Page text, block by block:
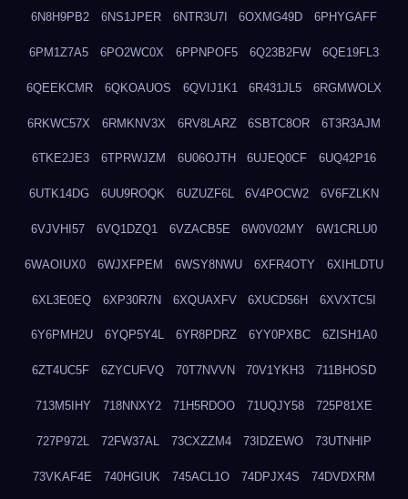
6N8H9PB2 6NS1JPER 6NTR3U7I 6OXMG49D 6PHYGAFF
6PM1Z7A5 6PO2WC0X 6PPNPOF5 6Q23B2FW 6QE19FL3
6QEEKCMR 6QKOAUOS 6QVIJ1K1 6R431JL5 6RGMWOLX
6RKWC57X 6RMKNV3X 6RV8LARZ 6SBTC8OR 6T3R3AJM
6TKE2JE3 6TPRWJZM 6U06OJTH 6UJEQ0CF 6UQ42P16
6UTK14DG 6UU9ROQK 6UZUZF6L 6V4POCW2 6V6FZLKN
6VJVHI57 6VQ1DZQ1 6VZACB5E 6W0V02MY 6W1CRLU0
6WAOIUX0 6WJXFPEM 6WSY8NWU 6XFR4OTY 6XIHLDTU
6XL3E0EQ 6XP30R7N 6XQUAXFV 6XUCD56H 6XVXTC5I
6Y6PMH2U 6YQP5Y4L 6YR8PDRZ 6YY0PXBC 6ZISH1A0
6ZT4UC5F 6ZYCUFVQ 70T7NVVN 70V1YKH3 711BHOSD
713M5IHY 718NNXY2 71H5RDOO 71UQJY58 725P81XE
727P972L 72FW37AL 73CXZZM4 73IDZEWO 73UTNHIP
73VKAF4E 740HGIUK 745ACL1O 74DPJX4S 74DVDXRM